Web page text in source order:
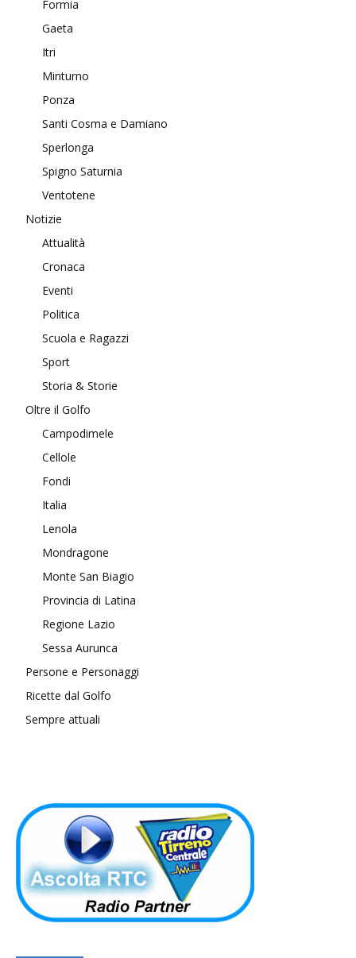
Formia
Gaeta
Itri
Minturno
Ponza
Santi Cosma e Damiano
Sperlonga
Spigno Saturnia
Ventotene
Notizie
Attualità
Cronaca
Eventi
Politica
Scuola e Ragazzi
Sport
Storia & Storie
Oltre il Golfo
Campodimele
Cellole
Fondi
Italia
Lenola
Mondragone
Monte San Biagio
Provincia di Latina
Regione Lazio
Sessa Aurunca
Persone e Personaggi
Ricette dal Golfo
Sempre attuali